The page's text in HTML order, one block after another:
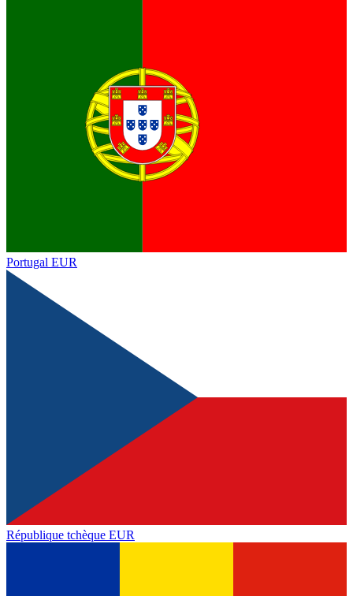
Portugal EUR
République tchèque EUR